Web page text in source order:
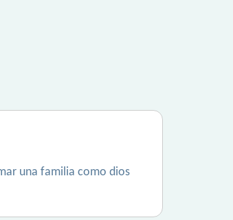
una familia como dios